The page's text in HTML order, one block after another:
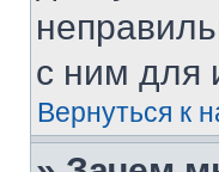
с ним для
Вернуться к